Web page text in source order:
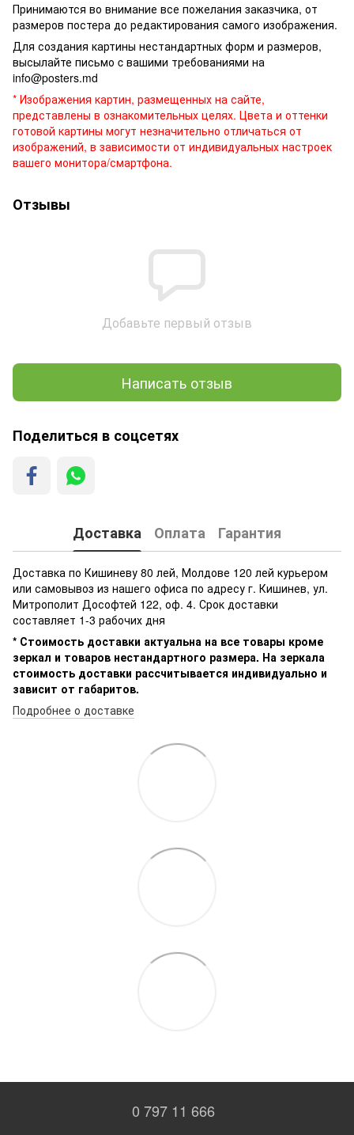
Принимаются во внимание все пожелания заказчика, от
размеров постера до редактирования самого изображения.
Для создания картины нестандартных форм и размеров,
высылайте письмо c вашими требованиями на
info@posters.md
* Изображения картин, размещенных на сайте,
представлены в ознакомительных целях. Цвета и оттенки
готовой картины могут незначительно отличаться от
изображений, в зависимости от индивидуальных настроек
вашего монитора/смартфона.
Отзывы
Добавьте первый отзыв
Написать отзыв
Поделиться в соцсетях
Доставка Оплата Гарантия
Доставка по Кишиневу 80 лей, Молдове 120 лей курьером
или самовывоз из нашего офиса по адресу г. Кишинев, ул.
Митрополит Дософтей 122, оф. 4. Срок доставки
составляет 1-3 рабочих дня
* Стоимость доставки актуальна на все товары кроме
зеркал и товаров нестандартного размера. На зеркала
стоимость доставки рассчитывается индивидуально и
зависит от габаритов.
Подробнее о доставке
0 797 11 666